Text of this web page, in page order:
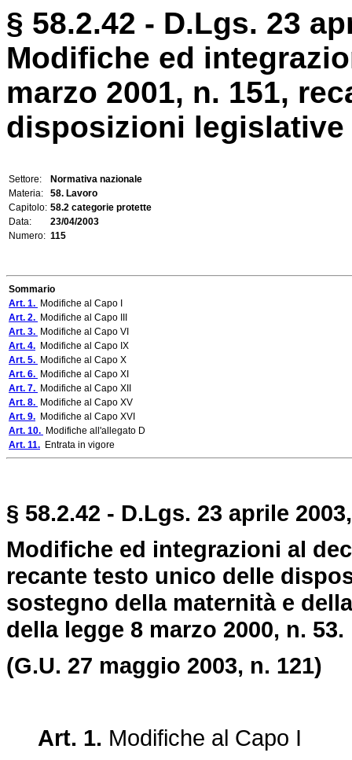
§ 58.2.42 - D.Lgs. 23
Modifiche ed
marzo 2001, n. 151,
disposizioni
Settore:
Normativa nazionale
Materia:
58. Lavoro
Capitolo: 58.2 categorie protette
Data:
23/04/2003
Numero: 115
Sommario
Art. 1. Modifiche al Capo I
Art. 2. Modifiche al Capo III
Art. 3. Modifiche al Capo VI
Art. 4. Modifiche al Capo IX
Art. 5. Modifiche al Capo X
Art. 6. Modifiche al Capo XI
Art. 7. Modifiche al Capo XII
Art. 8. Modifiche al Capo XV
Art. 9. Modifiche al Capo XVI
Art. 10. Modifiche all'allegato D
Art. 11. Entrata in vigore
§ 58.2.42 - D.Lgs. 23 aprile
Modifiche ed integrazioni al
recante testo unico delle
sostegno della maternità e
della legge 8 marzo 2000, n. 53.
(G.U. 27 maggio 2003, n. 121)
Art. 1. Modifiche al Capo I